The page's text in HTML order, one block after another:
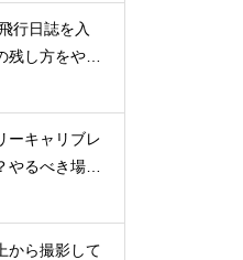
行日誌を入
残し方をやさ
ーキャリブレ
やるべき場面
から撮影して